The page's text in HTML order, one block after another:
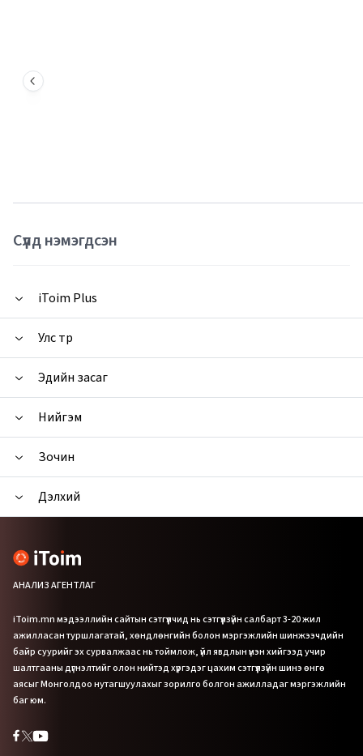
Сүүлд нэмэгдсэн
iToim Plus
Улс төр
Эдийн засаг
Нийгэм
Зочин
Дэлхий
АНАЛИЗ АГЕНТЛАГ
iToim.mn мэдээллийн сайтын сэтгүүлчид нь сэтгүүлзүйн салбарт 3-20 жил
ажилласан туршлагатай, хөндлөнгийн болон мэргэжлийн шинжээчдийн
байр суурийг эх сурвалжаас нь тоймлож, үйл явдлын үнэн хийгээд учир
шалтгааны дүгнэлтийг олон нийтэд хүргэдэг цахим сэтгүүлзүйн шинэ өнгө
аясыг Монголдоо нутагшуулахыг зорилго болгон ажилладаг мэргэжлийн
баг юм.